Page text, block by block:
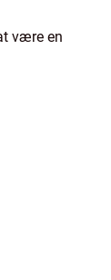
være en